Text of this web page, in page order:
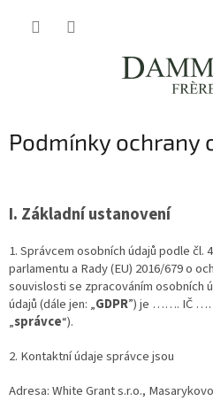
Podmínky ochrany
I. Základní ustanovení
1. Správcem osobních údajů podle čl.
parlamentu a Rady (EU) 2016/679 o
souvislosti se zpracováním osobních
údajů (dále jen: „GDPR”) je ……. IČ
„správce“).
2. Kontaktní údaje správce jsou
Adresa:White Grant s.r.o.,